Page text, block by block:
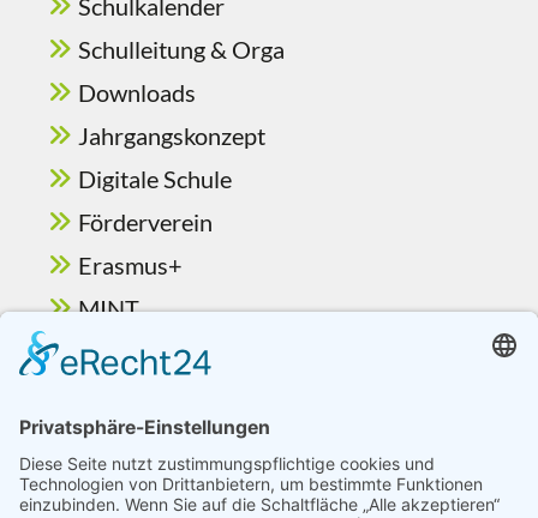
Schulkalender
Schulleitung & Orga
Downloads
Jahrgangskonzept
Digitale Schule
Förderverein
Erasmus+
MINT
Ganztag & Betreuung
Schulelternbeirat
Vorlesewettbewerb